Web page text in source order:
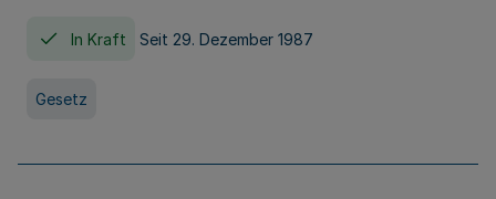
In Kraft Seit 29. Dezember 1987
Gesetz